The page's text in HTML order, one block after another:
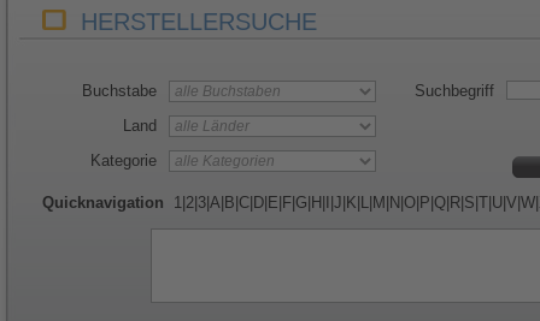
HERSTELLERSUCHE
Buchstabe
Land
Kategorie
Suchbegriff
Quicknavigation 1 2 3 A B C D E F G H J K L M N O P Q R S T U V W